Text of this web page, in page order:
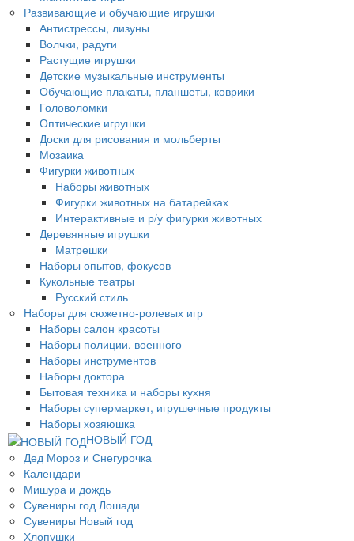
Развивающие и обучающие игрушки
Антистрессы, лизуны
Волчки, радуги
Растущие игрушки
Детские музыкальные инструменты
Обучающие плакаты, планшеты, коврики
Головоломки
Оптические игрушки
Доски для рисования и мольберты
Мозаика
Фигурки животных
Наборы животных
Фигурки животных на батарейках
Интерактивные и р/у фигурки животных
Деревянные игрушки
Матрешки
Наборы опытов, фокусов
Кукольные театры
Русский стиль
Наборы для сюжетно-ролевых игр
Наборы салон красоты
Наборы полиции, военного
Наборы инструментов
Наборы доктора
Бытовая техника и наборы кухня
Наборы супермаркет, игрушечные продукты
Наборы хозяюшка
НОВЫЙ ГОД
Дед Мороз и Снегурочка
Календари
Мишура и дождь
Сувениры год Лошади
Сувениры Новый год
Хлопушки